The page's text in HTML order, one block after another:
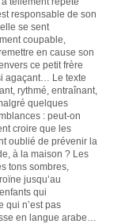
responsable de son
se sent
coupable,
en cause son
ce petit frère
agaçant… Le texte
rythmé, entraînant,
quelques
: peut-on
croire que les
oublié de prévenir la
à la maison ? Les
tons sombres,
jusqu’au
qui
qui n’est pas
en langue arabe…